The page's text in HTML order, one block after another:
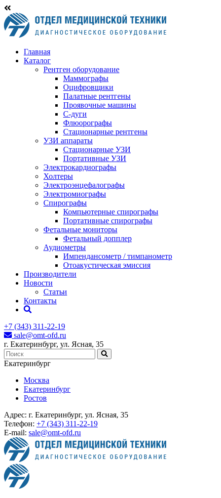
Главная
Каталог
Рентген оборудование
Маммографы
Оцифровщики
Палатные рентгены
Проявочные машины
С-дуги
Флюорографы
Стационарные рентгены
УЗИ аппараты
Стационарные УЗИ
Портативные УЗИ
Электрокардиографы
Холтеры
Электроэнцефалографы
Электромиографы
Спирографы
Компьютерные спирографы
Портативные спирографы
Фетальные мониторы
Фетальный допплер
Аудиометры
Импендансометр / тимпанометр
Отоакустическая эмиссия
Производители
Новости
Статьи
Контакты
+7 (343) 311-22-19
sale@omt-ofd.ru
г. Екатеринбург, ул. Ясная, 35
Екатеринбург
Москва
Екатеринбург
Ростов
Адрес: г. Екатеринбург, ул. Ясная, 35
Телефон: +7 (343) 311-22-19
E-mail: sale@omt-ofd.ru